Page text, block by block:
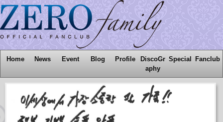
Home News Event Blog Profile
DiscoGr
aphy
Special Fanclub